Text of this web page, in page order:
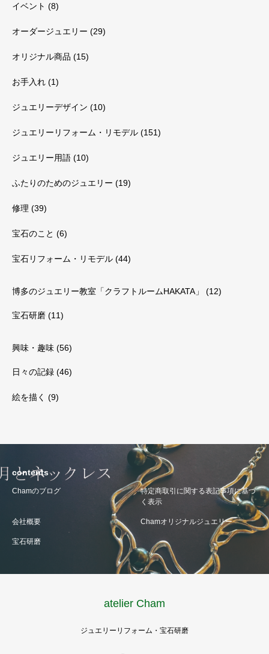
イベント (8)
オーダージュエリー (29)
オリジナル商品 (15)
お手入れ (1)
ジュエリーデザイン (10)
ジュエリーリフォーム・リモデル (151)
ジュエリー用語 (10)
ふたりのためのジュエリー (19)
修理 (39)
宝石のこと (6)
宝石リフォーム・リモデル (44)
博多のジュエリー教室「クラフトルームHAKATA」 (12)
宝石研磨 (11)
興味・趣味 (56)
日々の記録 (46)
絵を描く (9)
contents
Chamのブログ
特定商取引に関する表記事項に基づ
く表示
会社概要 Chamオリジナルジュエリー
宝石研磨
atelier Cham
ジュエリーリフォーム・宝石研磨